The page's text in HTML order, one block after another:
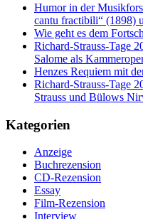
Humor in der
cantu fractibili“ (1898)
Wie geht es dem
Richard-Strauss-Tage
Salome als
Henzes Requiem mit
Richard-Strauss-Tage
Strauss und Bülows
Kategorien
Anzeige
Buchrezension
CD-Rezension
Essay
Film-Rezension
Interview